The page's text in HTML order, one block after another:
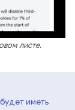
листе.
иметь